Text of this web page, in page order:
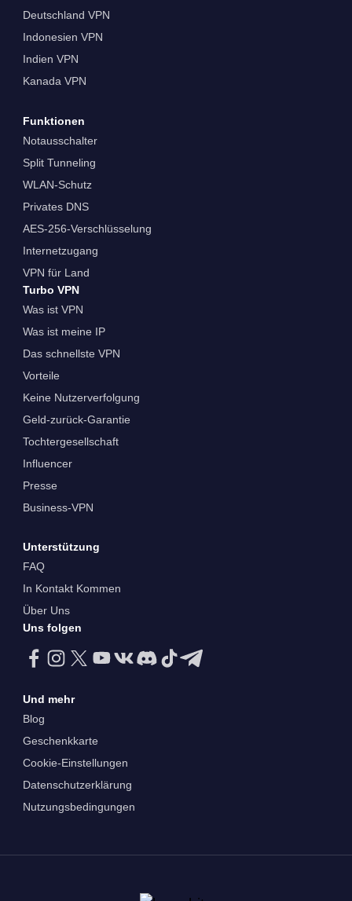
Deutschland VPN
Indonesien VPN
Indien VPN
Kanada VPN
Funktionen
Notausschalter
Split Tunneling
WLAN-Schutz
Privates DNS
AES-256-Verschlüsselung
Internetzugang
VPN für Land
Turbo VPN
Was ist VPN
Was ist meine IP
Das schnellste VPN
Vorteile
Keine Nutzerverfolgung
Geld-zurück-Garantie
Tochtergesellschaft
Influencer
Presse
Business-VPN
Unterstützung
FAQ
In Kontakt Kommen
Über Uns
Uns folgen
Und mehr
Blog
Geschenkkarte
Cookie-Einstellungen
Datenschutzerklärung
Nutzungsbedingungen